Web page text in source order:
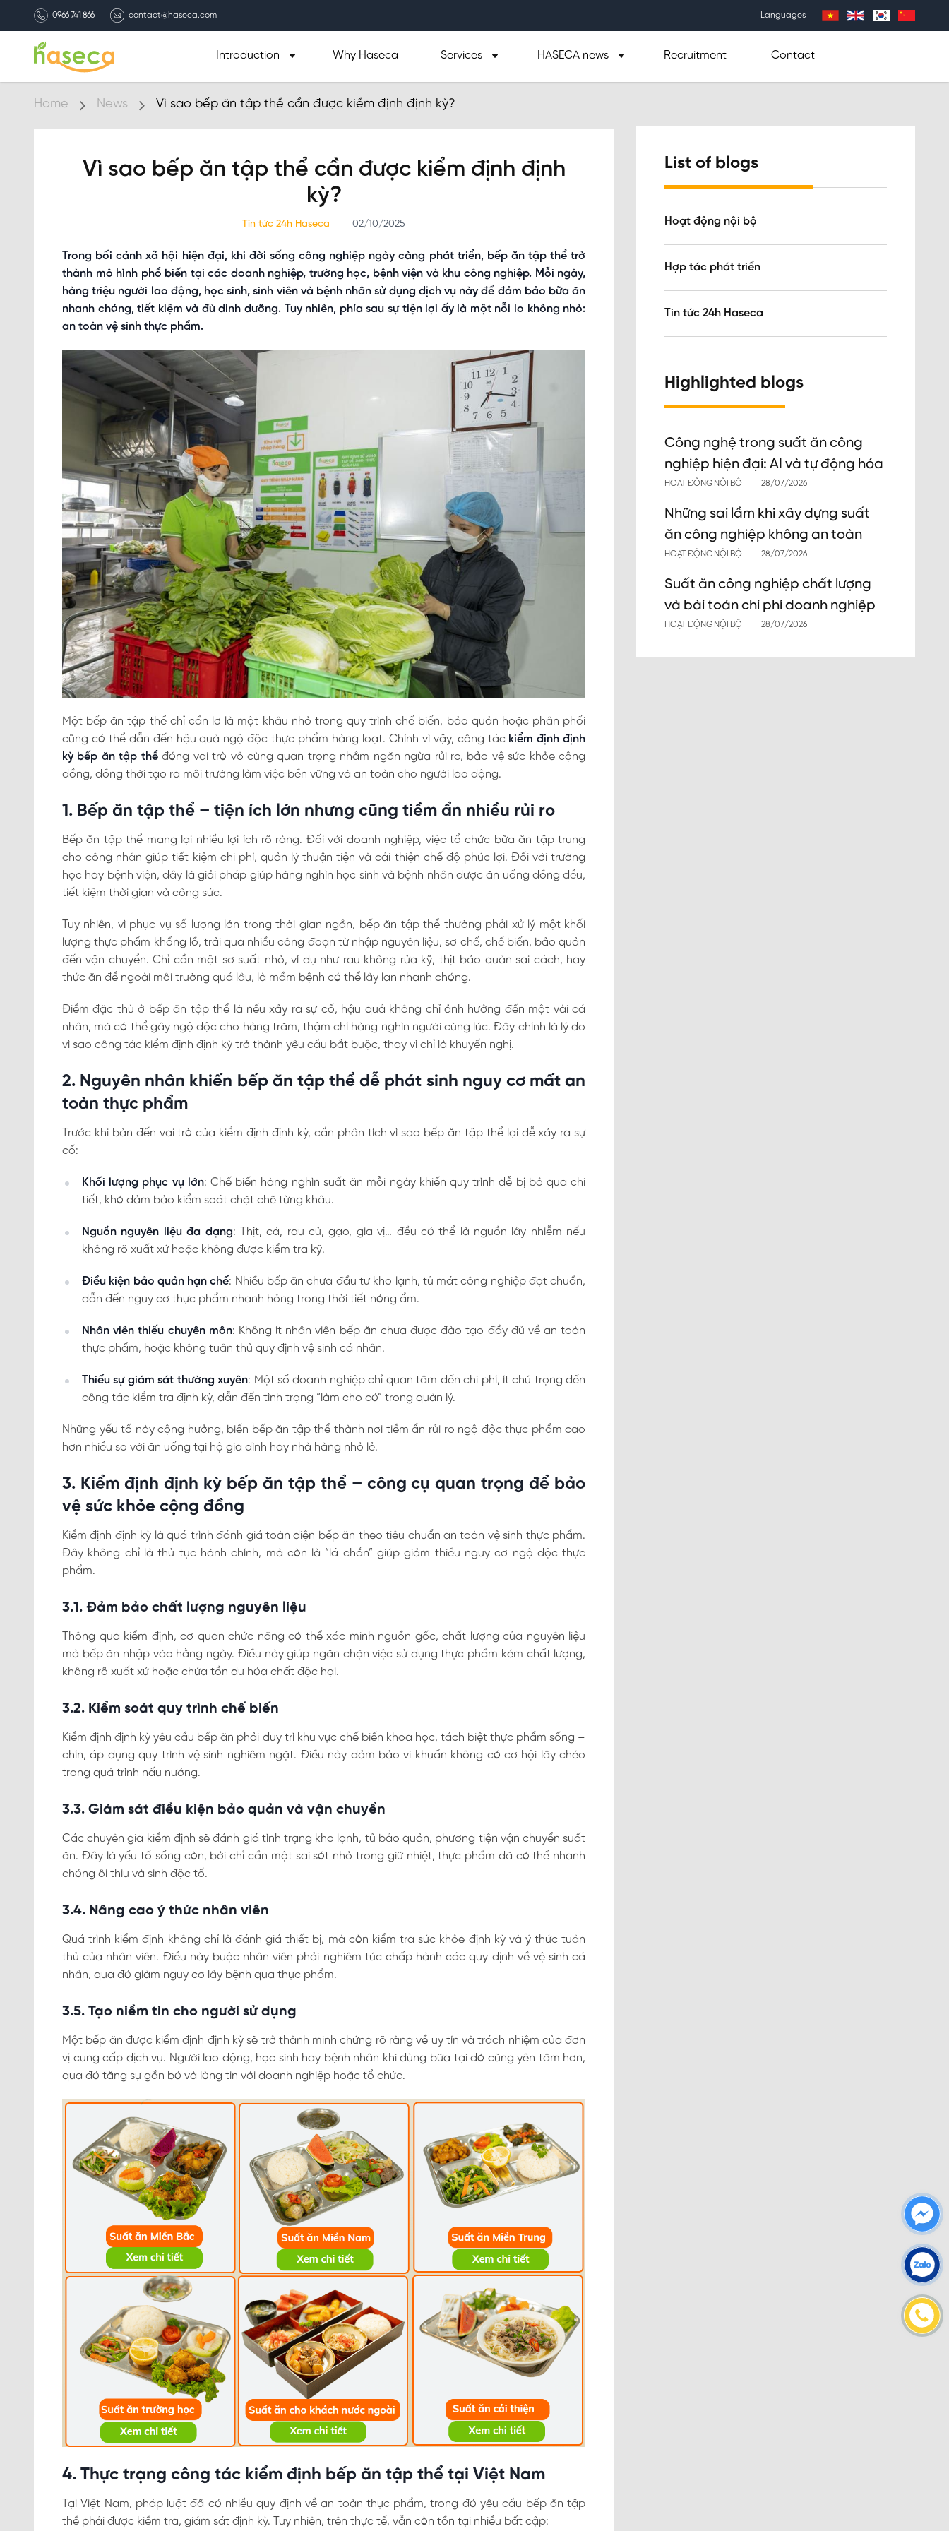
0966 741 866 contact@haseca.com Languages
Introduction Why Haseca Services HASECA news Recruitment Contact
Home News Vì sao bếp ăn tập thể cần được kiểm định định kỳ?
Vì sao bếp ăn tập thể cần được kiểm định định
kỳ?
Tin tức 24h Haseca 02/10/2025
Trong bối cảnh xã hội hiện đại, khi đời sống công nghiệp ngày càng phát triển, bếp ăn tập thể trở
thành mô hình phổ biến tại các doanh nghiệp, trường học, bệnh viện và khu công nghiệp. Mỗi ngày,
hàng triệu người lao động, học sinh, sinh viên và bệnh nhân sử dụng dịch vụ này để đảm bảo bữa ăn
nhanh chóng, tiết kiệm và đủ dinh dưỡng. Tuy nhiên, phía sau sự tiện lợi ấy là một nỗi lo không nhỏ:
an toàn vệ sinh thực phẩm.
Một bếp ăn tập thể chỉ cần lơ là một khâu nhỏ trong quy trình chế biến, bảo quản hoặc phân phối
cũng có thể dẫn đến hậu quả ngộ độc thực phẩm hàng loạt. Chính vì vậy, công tác kiểm định định
kỳ bếp ăn tập thểđóng vai trò vô cùng quan trọng nhằm ngăn ngừa rủi ro, bảo vệ sức khỏe cộng
đồng, đồng thời tạo ra môi trường làm việc bền vững và an toàn cho người lao động.
1. Bếp ăn tập thể – tiện ích lớn nhưng cũng tiềm ẩn nhiều rủi ro
Bếp ăn tập thể mang lại nhiều lợi ích rõ ràng. Đối với doanh nghiệp, việc tổ chức bữa ăn tập trung
cho công nhân giúp tiết kiệm chi phí, quản lý thuận tiện và cải thiện chế độ phúc lợi. Đối với trường
học hay bệnh viện, đây là giải pháp giúp hàng nghìn học sinh và bệnh nhân được ăn uống đồng đều,
tiết kiệm thời gian và công sức.
Tuy nhiên, vì phục vụ số lượng lớn trong thời gian ngắn, bếp ăn tập thể thường phải xử lý một khối
lượng thực phẩm khổng lồ, trải qua nhiều công đoạn từ nhập nguyên liệu, sơ chế, chế biến, bảo quản
đến vận chuyển. Chỉ cần một sơ suất nhỏ, ví dụ như rau không rửa kỹ, thịt bảo quản sai cách, hay
thức ăn để ngoài môi trường quá lâu, là mầm bệnh có thể lây lan nhanh chóng.
Điểm đặc thù ở bếp ăn tập thể là nếu xảy ra sự cố, hậu quả không chỉ ảnh hưởng đến một vài cá
nhân, mà có thể gây ngộ độc cho hàng trăm, thậm chí hàng nghìn người cùng lúc. Đây chính là lý do
vì sao công tác kiểm định định kỳ trở thành yêu cầu bắt buộc, thay vì chỉ là khuyến nghị.
2. Nguyên nhân khiến bếp ăn tập thể dễ phát sinh nguy cơ mất an
toàn thực phẩm
Trước khi bàn đến vai trò của kiểm định định kỳ, cần phân tích vì sao bếp ăn tập thể lại dễ xảy ra sự
cố:
Khối lượng phục vụ lớn: Chế biến hàng nghìn suất ăn mỗi ngày khiến quy trình dễ bị bỏ qua chi
tiết, khó đảm bảo kiểm soát chặt chẽ từng khâu.
Nguồn nguyên liệu đa dạng: Thịt, cá, rau củ, gạo, gia vị… đều có thể là nguồn lây nhiễm nếu
không rõ xuất xứ hoặc không được kiểm tra kỹ.
Điều kiện bảo quản hạn chế: Nhiều bếp ăn chưa đầu tư kho lạnh, tủ mát công nghiệp đạt chuẩn,
dẫn đến nguy cơ thực phẩm nhanh hỏng trong thời tiết nóng ẩm.
Nhân viên thiếu chuyên môn: Không ít nhân viên bếp ăn chưa được đào tạo đầy đủ về an toàn
thực phẩm, hoặc không tuân thủ quy định vệ sinh cá nhân.
Thiếu sự giám sát thường xuyên: Một số doanh nghiệp chỉ quan tâm đến chi phí, ít chú trọng đến
công tác kiểm tra định kỳ, dẫn đến tình trạng “làm cho có” trong quản lý.
Những yếu tố này cộng hưởng, biến bếp ăn tập thể thành nơi tiềm ẩn rủi ro ngộ độc thực phẩm cao
hơn nhiều so với ăn uống tại hộ gia đình hay nhà hàng nhỏ lẻ.
3. Kiểm định định kỳ bếp ăn tập thể – công cụ quan trọng để bảo
vệ sức khỏe cộng đồng
Kiểm định định kỳ là quá trình đánh giá toàn diện bếp ăn theo tiêu chuẩn an toàn vệ sinh thực phẩm.
Đây không chỉ là thủ tục hành chính, mà còn là “lá chắn” giúp giảm thiểu nguy cơ ngộ độc thực
phẩm.
3.1. Đảm bảo chất lượng nguyên liệu
Thông qua kiểm định, cơ quan chức năng có thể xác minh nguồn gốc, chất lượng của nguyên liệu
mà bếp ăn nhập vào hằng ngày. Điều này giúp ngăn chặn việc sử dụng thực phẩm kém chất lượng,
không rõ xuất xứ hoặc chứa tồn dư hóa chất độc hại.
3.2. Kiểm soát quy trình chế biến
Kiểm định định kỳ yêu cầu bếp ăn phải duy trì khu vực chế biến khoa học, tách biệt thực phẩm sống –
chín, áp dụng quy trình vệ sinh nghiêm ngặt. Điều này đảm bảo vi khuẩn không có cơ hội lây chéo
trong quá trình nấu nướng.
3.3. Giám sát điều kiện bảo quản và vận chuyển
Các chuyên gia kiểm định sẽ đánh giá tình trạng kho lạnh, tủ bảo quản, phương tiện vận chuyển suất
ăn. Đây là yếu tố sống còn, bởi chỉ cần một sai sót nhỏ trong giữ nhiệt, thực phẩm đã có thể nhanh
chóng ôi thiu và sinh độc tố.
3.4. Nâng cao ý thức nhân viên
Quá trình kiểm định không chỉ là đánh giá thiết bị, mà còn kiểm tra sức khỏe định kỳ và ý thức tuân
thủ của nhân viên. Điều này buộc nhân viên phải nghiêm túc chấp hành các quy định về vệ sinh cá
nhân, qua đó giảm nguy cơ lây bệnh qua thực phẩm.
3.5. Tạo niềm tin cho người sử dụng
Một bếp ăn được kiểm định định kỳ sẽ trở thành minh chứng rõ ràng về uy tín và trách nhiệm của đơn
vị cung cấp dịch vụ. Người lao động, học sinh hay bệnh nhân khi dùng bữa tại đó cũng yên tâm hơn,
qua đó tăng sự gắn bó và lòng tin với doanh nghiệp hoặc tổ chức.
4. Thực trạng công tác kiểm định bếp ăn tập thể tại Việt Nam
Tại Việt Nam, pháp luật đã có nhiều quy định về an toàn thực phẩm, trong đó yêu cầu bếp ăn tập
thể phải được kiểm tra, giám sát định kỳ. Tuy nhiên, trên thực tế, vẫn còn tồn tại nhiều bất cập:
List of blogs
Hoạt động nội bộ
Hợp tác phát triển
Tin tức 24h Haseca
Highlighted blogs
Công nghệ trong suất ăn công
nghiệp hiện đại: AI và tự động hóa
HOẠT ĐỘNG NỘI BỘ 28/07/2026
Những sai lầm khi xây dựng suất
ăn công nghiệp không an toàn
HOẠT ĐỘNG NỘI BỘ 28/07/2026
Suất ăn công nghiệp chất lượng
và bài toán chi phí doanh nghiệp
HOẠT ĐỘNG NỘI BỘ 28/07/2026